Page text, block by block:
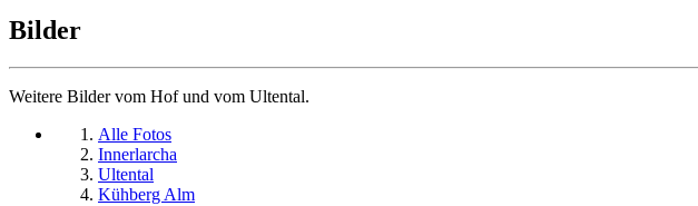
Bilder
Weitere Bilder vom Hof und vom Ultental.
Alle Fotos
Innerlarcha
Ultental
Kühberg Alm